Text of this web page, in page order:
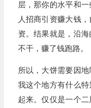
层，那你的水平和
人招商引资赚大钱
资。结果就是，沿
不干，赚了钱跑路。
所以，大饼需要因
我这个地方有什么
起来。仅仅是一个